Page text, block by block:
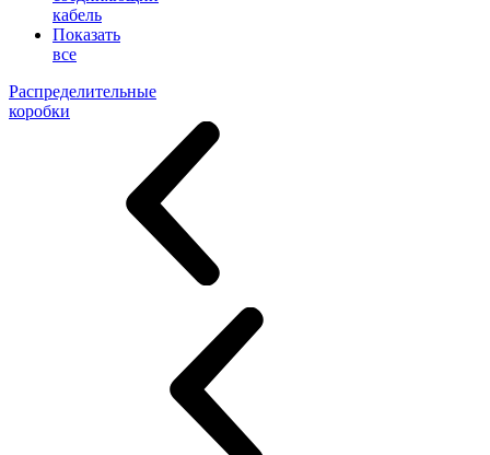
кабель
Показать
все
Распределительные
коробки